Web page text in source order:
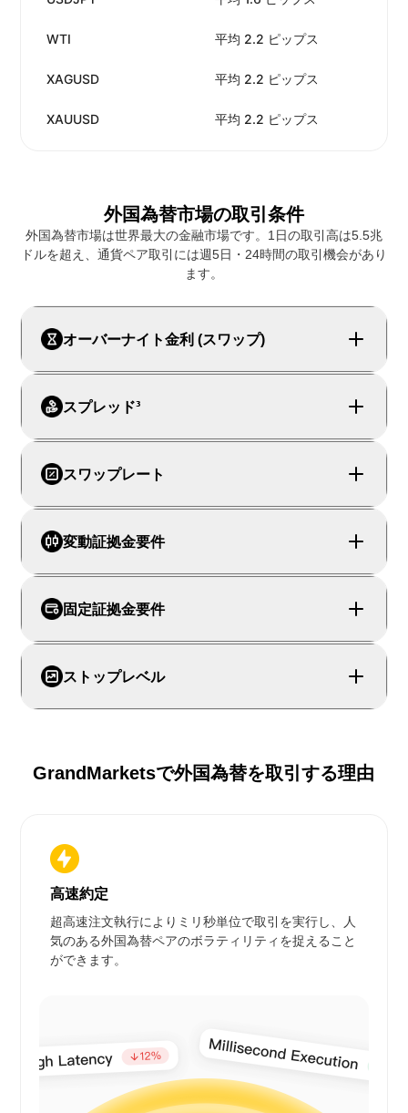
WTI 平均 2.2 ピップス
XAGUSD 平均 2.2 ピップス
XAUUSD 平均 2.2 ピップス
外国為替市場の取引条件
外国為替市場は世界最大の金融市場です。1日の取引高は5.5兆
ドルを超え、通貨ペア取引には週5日・24時間の取引機会があり
ます。
オーバーナイト金利 (スワップ)
スプレッド³
スワップレート
変動証拠金要件
固定証拠金要件
ストップレベル
GrandMarketsで外国為替を取引する理由
高速約定
超高速注文執行によりミリ秒単位で取引を実行し、人
気のある外国為替ペアのボラティリティを捉えること
ができます。